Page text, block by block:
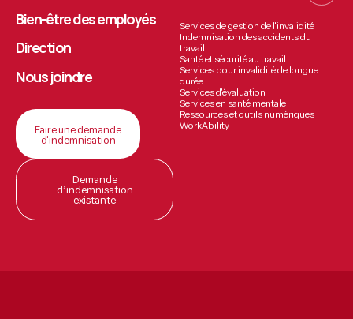
Bien-être des employés
Direction
Nous joindre
Faire une demande
d'indemnisation
Demande
d’indemnisation
existante
Services de gestion de l'invalidité
Indemnisation des accidents du
travail
Santé et sécurité au travail
Services pour invalidité de longue
durée
Services d'évaluation
Services en santé mentale
Ressources et outils numériques
WorkAbility